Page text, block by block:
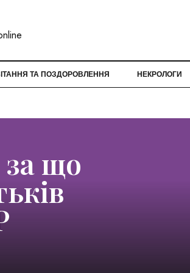
ТА ПОЗДОРОВЛЕННЯ НЕКРОЛОГИ
за що